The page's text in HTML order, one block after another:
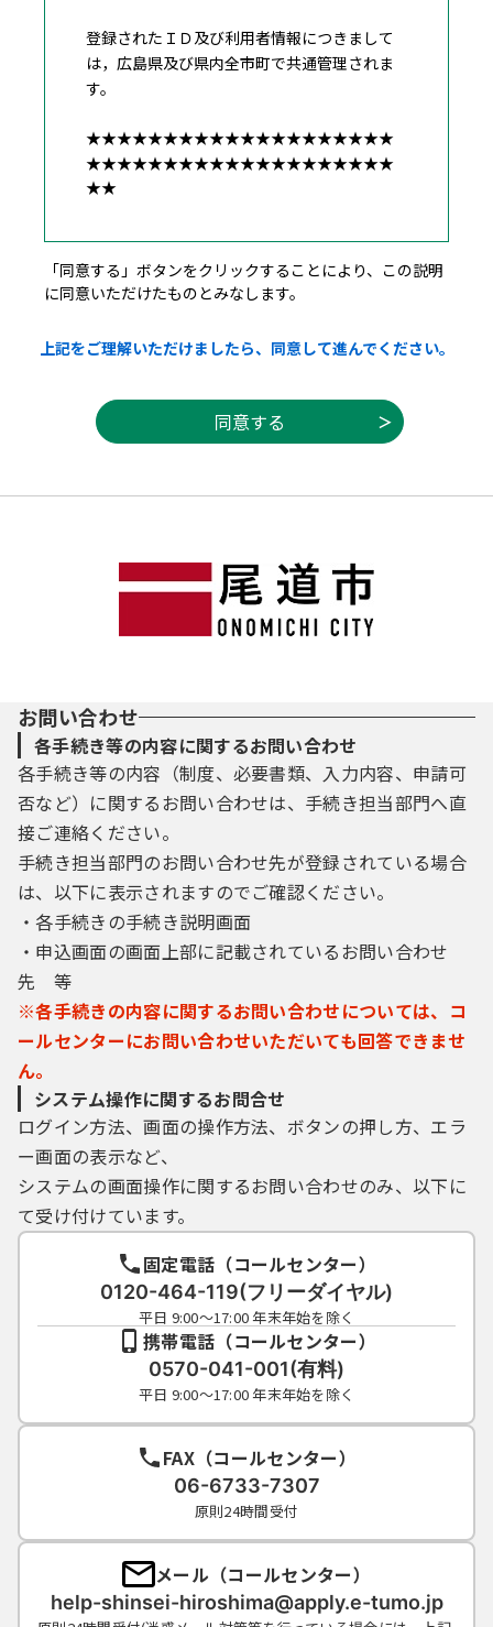
登録されたＩＤ及び利用者情報につきまして
は，広島県及び県内全市町で共通管理されま
す。
★★★★★★★★★★★★★★★★★★★★
★★★★★★★★★★★★★★★★★★★★
★★
広島県・市町共同利用型電子申請システム利
用者規約
１ 目的
この規約は，利用者が広島県・市町共同利用
う。）を利用して広島県及び県内市町（以下
「県内自治体」という。）に申請・届出等の
（１）県内自治体は，この規約に従ってシス
テムを利用する者（以下「利用者」とい
う。）に対して，システムを提供するものと
します。なお，利用者は，利用の前に必ずこ
す。
（２）システムを利用する利用者は，この規
約に同意したものとします。
３ 利用者ＩＤ及びパスワードの取得・管理
（１）利用者は，システムにおいてログイン
認証が必要な手続きを申請する場合は，事前
に利用者ＩＤ及びパスワードを取得する必要
があります。
（２）登録された利用者ＩＤ及び個人情報等
は県内自治体で共同管理され，共通に利用で
（３）利用者は，システムの利用の際に取得
した利用者ＩＤ及び本人が登録したパスワー
し，第三者への漏えい防止に努めることとし
ます。
（４）県内自治体は，利用者ＩＤを必要とす
る手続においては，利用された利用者ＩＤ及
びパスワードに基づき，すべて当該利用者Ｉ
Ｄの利用者による行為であるとみなし，利用
者ＩＤ及びパスワードの事故により発生した
損害等について，一切の責任を負いません。
（５）利用者は，利用者ＩＤ又はパスワード
を亡失した場合には，改めて新規の利用者Ｉ
Ｄを取得するものとします。なお，その場
合，亡失した利用者ＩＤと同じ利用者ＩＤを
取得することはできません。
ステムを利用する場合は新規に利用者ＩＤを
取得するものとします。
（７）県内自治体及びシステム提供事業者(コ
ールセンターを含みます。)は，登録されてい
る利用者ＩＤ及び情報の内容又は既に発行さ
れた利用者ＩＤの亡失等に関する問合せに
は，一切お答えできません。
「同意する」ボタンをクリックすることにより、この説明
に同意いただけたものとみなします。
上記をご理解いただけましたら、同意して進んでください。
お問い合わせ
各手続き等の内容に関するお問い合わせ
各手続き等の内容（制度、必要書類、入力内容、申請可
否など）に関するお問い合わせは、手続き担当部門へ直
接ご連絡ください。
手続き担当部門のお問い合わせ先が登録されている場合
は、以下に表示されますのでご確認ください。
・各手続きの手続き説明画面
・申込画面の画面上部に記載されているお問い合わせ
先 等
※各手続きの内容に関するお問い合わせについては、コ
ールセンターにお問い合わせいただいても回答できませ
ん。
システム操作に関するお問合せ
ログイン方法、画面の操作方法、ボタンの押し方、エラ
ー画面の表示など、
システムの画面操作に関するお問い合わせのみ、以下に
て受け付けています。
固定電話（コールセンター）
0120-464-119(フリーダイヤル)
平日 9:00～17:00 年末年始を除く
携帯電話（コールセンター）
0570-041-001(有料)
平日 9:00～17:00 年末年始を除く
FAX（コールセンター）
06-6733-7307
原則24時間受付
メール（コールセンター）
help-shinsei-hiroshima@apply.e-tumo.jp